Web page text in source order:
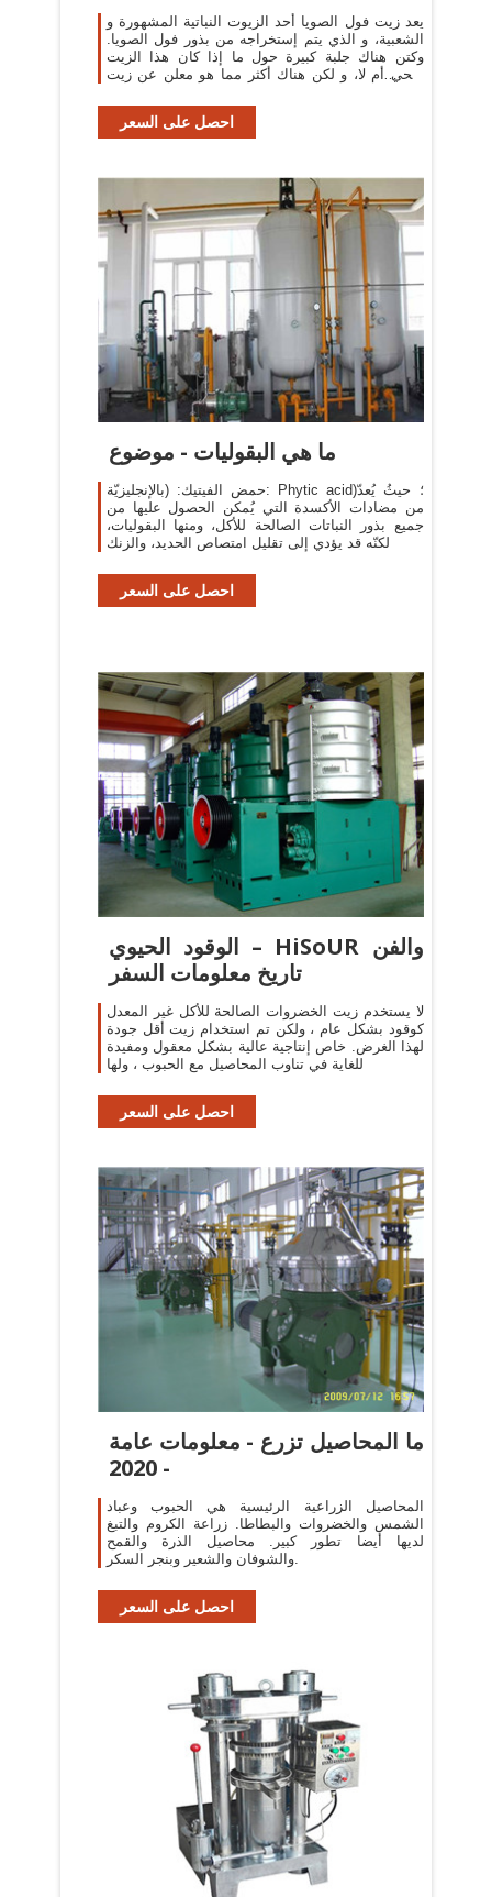
يعد زيت فول الصويا أحد الزيوت النباتية المشهورة و
الشعبية، و الذي يتم إستخراجه من بذور فول الصويا.
وكتن هناك جلبة كبيرة حول ما إذا كان هذا الزيت
صحي أم لا، و لكن هناك أكثر مما هو معلن عن زيت
احصل على السعر
ما هي البقوليات - موضوع
حمض الفيتيك: (بالإنجليزيّة: Phytic acid)؛ حيثُ يُعدّ
من مضادات الأكسدة التي يُمكن الحصول عليها من
جميع بذور النباتات الصالحة للأكل، ومنها البقوليات،
لكنّه قد يؤدي إلى تقليل امتصاص الحديد، والزنك
احصل على السعر
الوقود الحيوي – HiSoUR والفن
تاريخ معلومات السفر
لا يستخدم زيت الخضروات الصالحة للأكل غير المعدل
كوقود بشكل عام ، ولكن تم استخدام زيت أقل جودة
لهذا الغرض. خاص إنتاجية عالية بشكل معقول ومفيدة
للغاية في تناوب المحاصيل مع الحبوب ، ولها
احصل على السعر
ما المحاصيل تزرع - معلومات عامة
- 2020
المحاصيل الزراعية الرئيسية هي الحبوب وعباد
الشمس والخضروات والبطاطا. زراعة الكروم والتبغ
لديها أيضا تطور كبير. محاصيل الذرة والقمح
والشوفان والشعير وبنجر السكر.
احصل على السعر